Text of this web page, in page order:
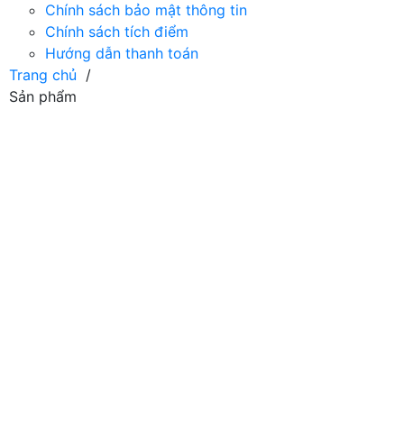
Chính sách bảo mật thông tin
Chính sách tích điểm
Hướng dẫn thanh toán
Trang chủ /
Sản phẩm